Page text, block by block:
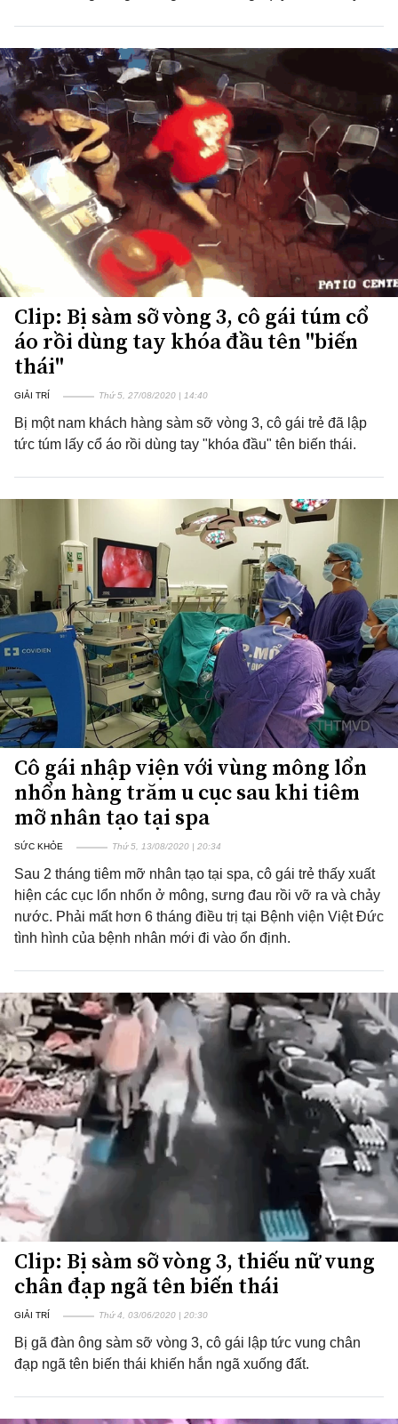
Clip: Bị sàm sỡ vòng 3, cô gái túm cổ
áo rồi dùng tay khóa đầu tên "biến
thái"
GIẢI TRÍ Thứ 5, 27/08/2020 | 14:40
Bị một nam khách hàng sàm sỡ vòng 3, cô gái trẻ đã lập
tức túm lấy cổ áo rồi dùng tay "khóa đầu" tên biến thái.
Cô gái nhập viện với vùng mông lổn
nhổn hàng trăm u cục sau khi tiêm
mỡ nhân tạo tại spa
SỨC KHỎE Thứ 5, 13/08/2020 | 20:34
Sau 2 tháng tiêm mỡ nhân tạo tại spa, cô gái trẻ thấy xuất
hiện các cục lổn nhổn ở mông, sưng đau rồi vỡ ra và chảy
nước. Phải mất hơn 6 tháng điều trị tại Bệnh viện Việt Đức
tình hình của bệnh nhân mới đi vào ổn định.
Clip: Bị sàm sỡ vòng 3, thiếu nữ vung
chân đạp ngã tên biến thái
GIẢI TRÍ Thứ 4, 03/06/2020 | 20:30
Bị gã đàn ông sàm sỡ vòng 3, cô gái lập tức vung chân
đạp ngã tên biến thái khiến hắn ngã xuống đất.